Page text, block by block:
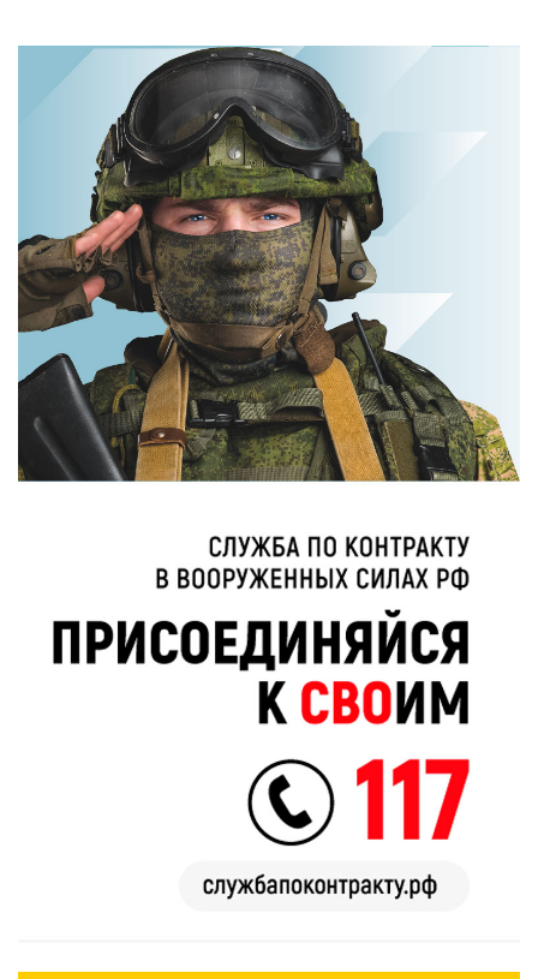
переставая, это
пересмотришь
не раз
Ролик из Омска:
вы будете
смеяться долго